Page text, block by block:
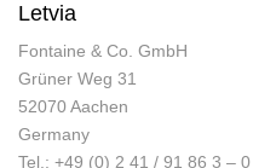
Letvia
Fontaine & Co. GmbH
Grüner Weg 31
52070 Aachen
Germany
Tel.: +49 (0) 2 41 / 91 86 3 – 0